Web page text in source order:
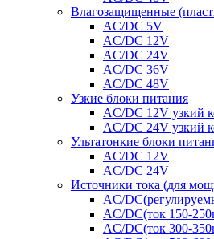
Влагозащищенные
AC/DC 5V
AC/DC 12V
AC/DC 24V
AC/DC 36V
AC/DC 48V
Узкие блоки питания
AC/DC 12V узкий
AC/DC 24V узкий
Ультатонкие блоки
AC/DC 12V
AC/DC 24V
Источники тока (для
AC/
AC/DC(ток 150-
AC/DC(ток 300-